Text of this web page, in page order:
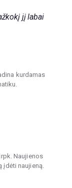
jį labai
kurdamas
Naujienos
naujieną.